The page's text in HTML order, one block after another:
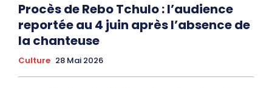
Procès de Rebo Tchulo : l’audience
reportée au 4 juin après l’absence de
la chanteuse
Culture 28 Mai 2026